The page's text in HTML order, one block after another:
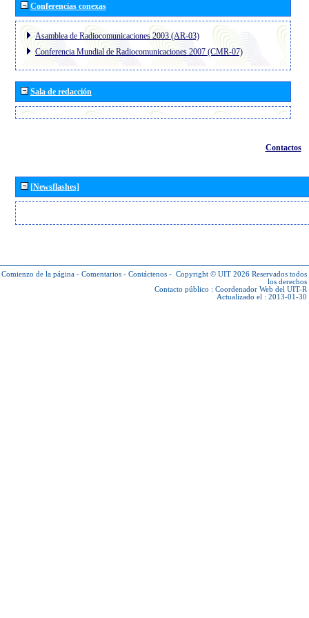
Conferencias conexas
Asamblea de Radiocomunicaciones 2003 (AR-03)
Conferencia Mundial de Radiocomunicaciones 2007 (CMR-07)
Sala de redacción
Contactos
[Newsflashes]
Comienzo de la página - Comentarios - Contáctenos - Copyright © UIT 2026 Reservados todos
los derechos
Contacto público : Coordenador Web del UIT-R
Actualizado el : 2013-01-30